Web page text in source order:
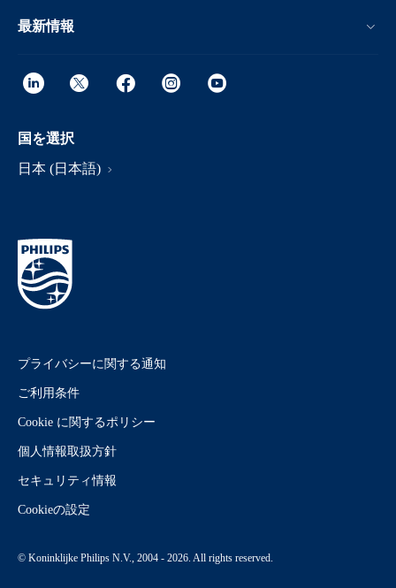
最新情報
国を選択
日本 (日本語)
プライバシーに関する通知
ご利用条件
Cookie に関するポリシー
個人情報取扱方針
セキュリティ情報
Cookieの設定
© Koninklijke Philips N.V., 2004 - 2026. All rights reserved.